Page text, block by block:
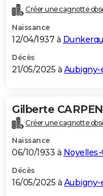
Créer une cagnotte
Naissance
12/04/1937 à
Décès
21/05/2025 à
Gilberte
Créer une cagnotte
Naissance
06/10/1933 à
Décès
16/05/2025 à